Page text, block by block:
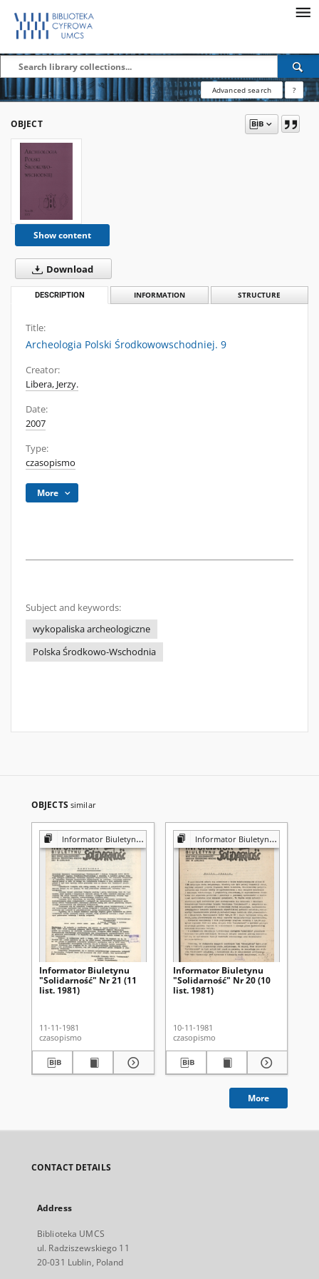
Advanced search ?
OBJECT
Show content
Download
DESCRIPTION INFORMATION STRUCTURE
Title:
Archeologia Polski Środkowowschodniej. 9
Creator:
Libera, Jerzy.
Date:
2007
Type:
czasopismo
More
Subject and keywords:
wykopaliska archeologiczne
Polska Środkowo-Wschodnia
OBJECTS similar
Informator Biuletynu "Solidarność"
Informator Biuletynu
"Solidarność" Nr 21 (11
list. 1981)
11-11-1981
czasopismo
Informator Biuletynu "Solidarność"
Informator Biuletynu
"Solidarność" Nr 20 (10
list. 1981)
10-11-1981
czasopismo
More
CONTACT DETAILS
Address
Biblioteka UMCS
ul. Radziszewskiego 11
20-031 Lublin, Poland